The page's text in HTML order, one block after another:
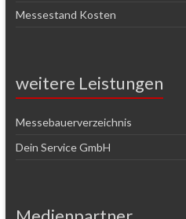
Messestand Kosten
weitere Leistungen
Messebauerverzeichnis
Dein Service GmbH